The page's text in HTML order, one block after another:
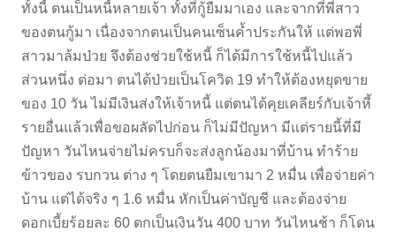
ทั้งนี้ ตนเป็นหนี้หลายเจ้า ทั้งที่กู้ยืมมาเอง และจากที่พี่สาว
ของตนกู้มา เนื่องจากตนเป็นคนเซ็นค้ำประกันให้ แต่พอพี่
สาวมาล้มป่วย จึงต้องช่วยใช้หนี้ ก็ได้มีการใช้หนี้ไปแล้ว
ส่วนหนึ่ง ต่อมา ตนได้ป่วยเป็นโควิด 19 ทำให้ต้องหยุดขาย
ของ 10 วัน ไม่มีเงินส่งให้เจ้าหนี้ แต่ตนได้คุยเคลียร์กับเจ้าหี้
รายอื่นแล้วเพื่อขอผลัดไปก่อน ก็ไม่มีปัญหา มีแต่รายนี้ที่มี
ปัญหา วันไหนจ่ายไม่ครบก็จะส่งลูกน้องมาที่บ้าน ทำร้าย
ข้าวของ รบกวน ต่าง ๆ โดยตนยืมเขามา 2 หมื่น เพื่อจ่ายค่า
บ้าน แต่ได้จริง ๆ 1.6 หมื่น หักเป็นค่าบัญชี และต้องจ่าย
ดอกเบี้ยร้อยละ 60 ตกเป็นเงินวัน 400 บาท วันไหนช้า ก็โดน